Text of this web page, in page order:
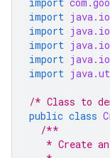
import
import
import
import
import
/* Class to
public class
/**
* Create